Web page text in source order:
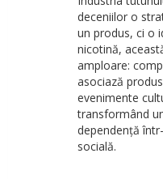
deceniilor o
un produs, ci o
nicotină,
amploare:
asociază
evenimente
transformând
dependență
socială.